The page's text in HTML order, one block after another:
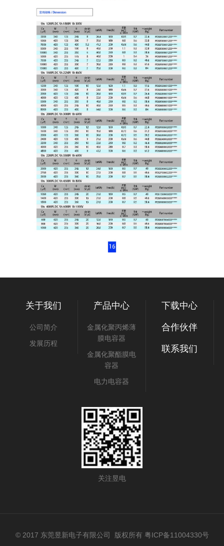
关于我们
公司简介
发展历程
产品中心
金属化聚丙烯薄
膜电容器
金属化聚酯膜电
容器
电力电容器
下载中心
合作伙伴
联系我们
关注昱电
© 2017 东莞昱新电子有限公司 版权所有 粤ICP备11004330号